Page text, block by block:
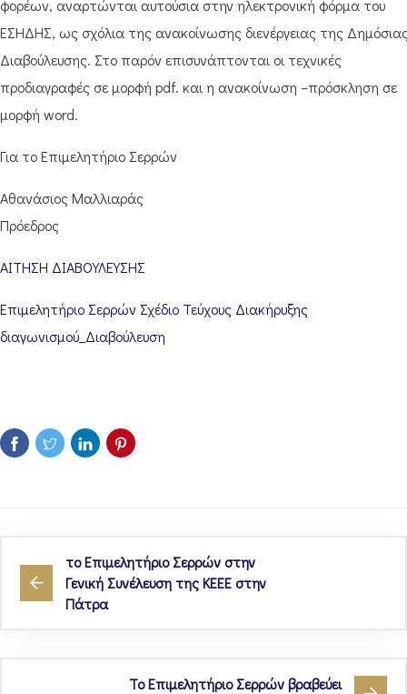
φορέων, αναρτώνται αυτούσια στην ηλεκτρονική φόρμα του
ΕΣΗΔΗΣ, ως σχόλια της ανακοίνωσης διενέργειας της
Διαβούλευσης. Στο παρόν επισυνάπτονται οι τεχνικές
προδιαγραφές σε μορφή pdf. και η ανακοίνωση –πρόσκληση σε
μορφή word.
Για το Επιμελητήριο Σερρών
Αθανάσιος Μαλλιαράς
Πρόεδρος
ΑΙΤΗΣΗ ΔΙΑΒΟΥΛΕΥΣΗΣ
Επιμελητήριο Σερρών Σχέδιο Τεύχους Διακήρυξης
διαγωνισμού_Διαβούλευση
το Επιμελητήριο Σερρών στην
Γενική Συνέλευση της ΚΕΕΕ στην
Πάτρα
Το Επιμελητήριο Σερρών βραβεύει